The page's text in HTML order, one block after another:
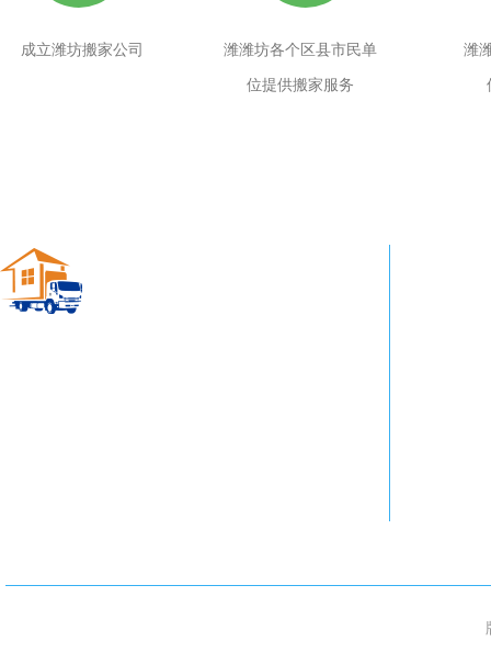
成立潍坊搬家公司
潍潍坊各个区县市民单
位提供搬家服务
潍